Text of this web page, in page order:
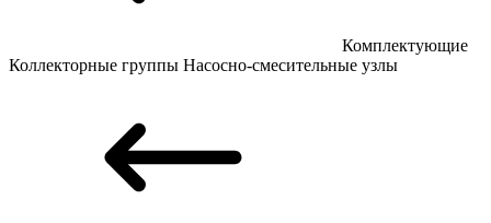
Комплектующие
Коллекторные группы Насосно-смесительные узлы